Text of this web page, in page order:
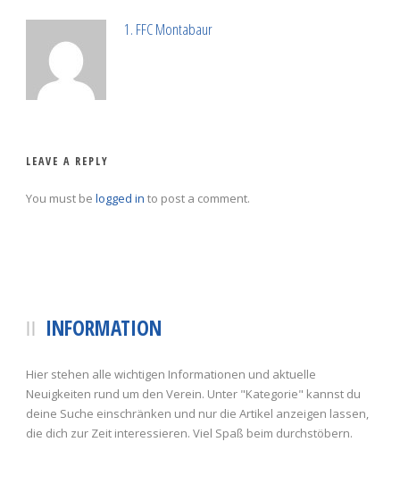
1. FFC Montabaur
LEAVE A REPLY
You must be logged in to post a comment.
INFORMATION
Hier stehen alle wichtigen Informationen und aktuelle
Neuigkeiten rund um den Verein. Unter "Kategorie" kannst du
deine Suche einschränken und nur die Artikel anzeigen lassen,
die dich zur Zeit interessieren. Viel Spaß beim durchstöbern.